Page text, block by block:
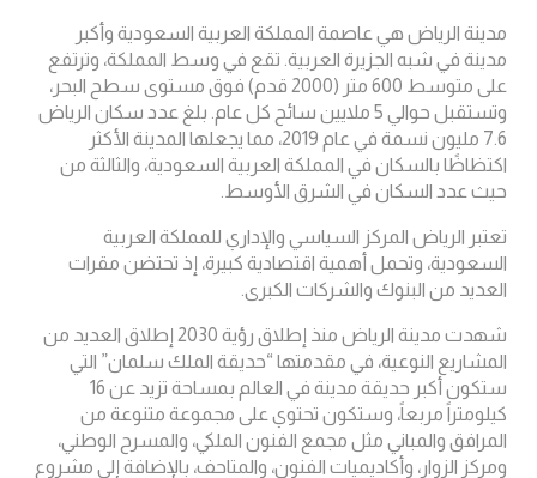
مدينة الرياض هي عاصمة المملكة العربية السعودية وأكبر
مدينة في شبه الجزيرة العربية. تقع في وسط المملكة، وترتفع
على متوسط ​​600 متر (2000 قدم) فوق مستوى سطح البحر،
وتستقبل حوالي 5 ملايين سائح كل عام. بلغ عدد سكان الرياض
7.6 مليون نسمة في عام 2019، مما يجعلها المدينة الأكثر
اكتظاظًا بالسكان في المملكة العربية السعودية، والثالثة من
حيث عدد السكان في الشرق الأوسط.
تعتبر الرياض المركز السياسي والإداري للمملكة العربية
السعودية، وتحمل أهمية اقتصادية كبيرة، إذ تحتضن مقرات
العديد من البنوك والشركات الكبرى.
شهدت مدينة الرياض منذ إطلاق رؤية 2030 إطلاق العديد من
المشاريع النوعية، في مقدمتها “حديقة الملك سلمان” التي
ستكون أكبر حديقة مدينة في العالم بمساحة تزيد عن 16
كيلومتراً مربعاً، وستكون تحتوي على مجموعة متنوعة من
المرافق والمباني مثل مجمع الفنون الملكي، والمسرح الوطني،
ومركز الزوار، وأكاديميات الفنون، والمتاحف، بالإضافة إلى مشروع